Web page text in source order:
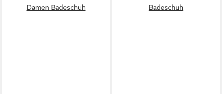
Damen Badeschuh
Badeschuh